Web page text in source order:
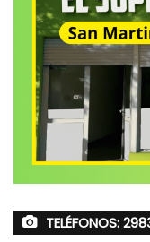
TELÉFONOS: